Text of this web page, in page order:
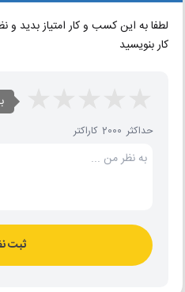
لطفا به این کسب و کار امتیاز بدید
کار بنویسید
حداکثر 2000 کاراکتر
ثبت